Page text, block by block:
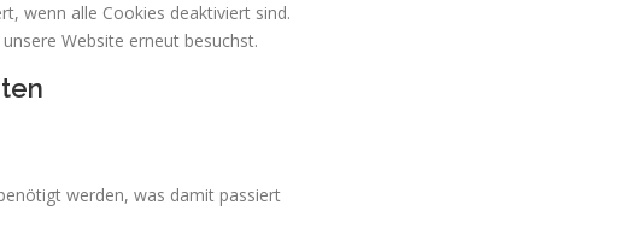
wenn alle Cookies deaktiviert sind.
Website erneut besuchst.
werden, was damit passiert